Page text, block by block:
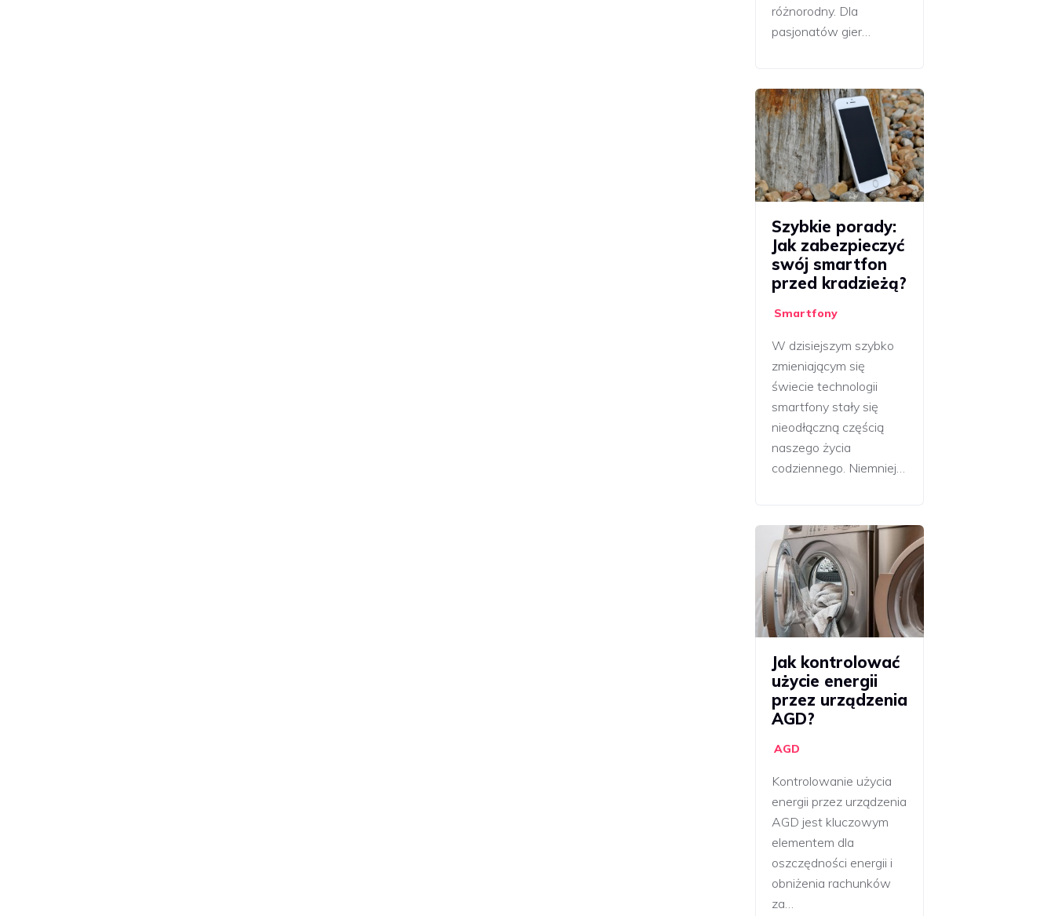
różnorodny. Dla
pasjonatów gier…
Szybkie porady:
Jak zabezpieczyć
swój smartfon
przed kradzieżą?
Smartfony
W dzisiejszym szybko
zmieniającym się
świecie technologii
smartfony stały się
nieodłączną częścią
naszego życia
codziennego. Niemniej…
Jak kontrolować
użycie energii
przez urządzenia
AGD?
AGD
Kontrolowanie użycia
energii przez urządzenia
AGD jest kluczowym
elementem dla
oszczędności energii i
obniżenia rachunków
za…